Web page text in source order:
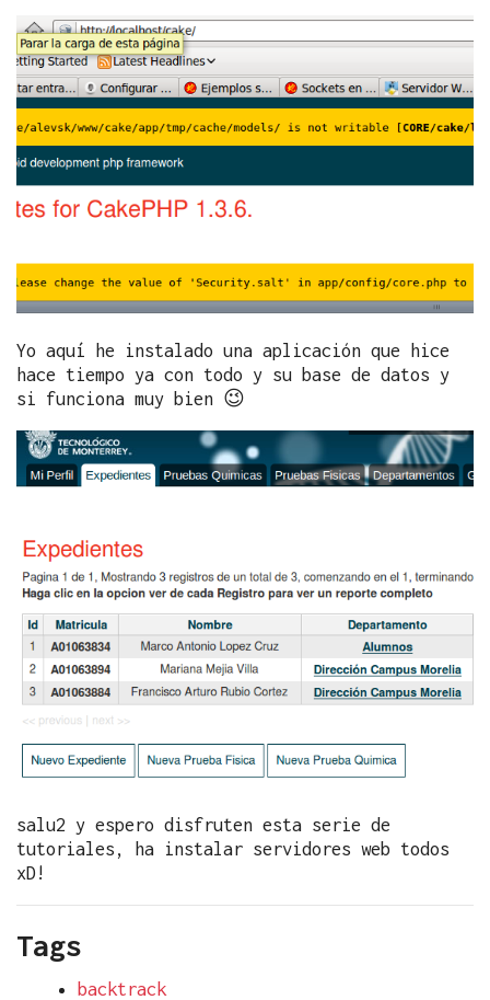
Yo aquí he instalado una aplicación que hice
hace tiempo ya con todo y su base de datos y
si funciona muy bien 😉
salu2 y espero disfruten esta serie de
tutoriales, ha instalar servidores web todos
xD!
Tags
backtrack